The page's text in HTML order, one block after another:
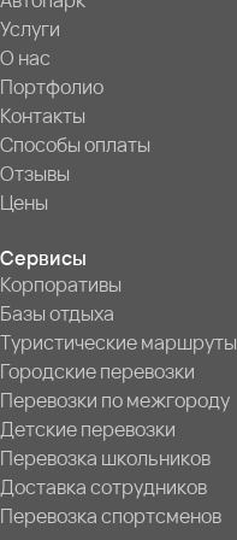
Услуги
О нас
Портфолио
Контакты
Способы оплаты
Отзывы
Цены
Сервисы
Корпоративы
Базы отдыха
Туристические маршруты
Городские перевозки
Перевозки по межгороду
Детские перевозки
Перевозка школьников
Доставка сотрудников
Перевозка спортсменов